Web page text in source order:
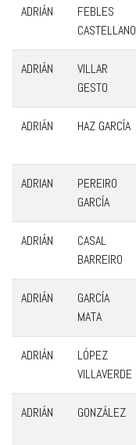
ADRIÁN
FEBLES
CASTELLANO
ADRIÁN
VILLAR
GESTO
ADRIÁN HAZ GARCÍA
ADRIAN
PEREIRO
GARCÍA
ADRIÁN
CASAL
BARREIRO
ADRIÁN
GARCÍA
MATA
ADRIÁN
LÓPEZ
VILLAVERDE
ADRIÁN GONZÁLEZ